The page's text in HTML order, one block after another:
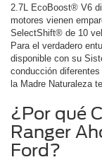
2.7L EcoBoost® V6
motores vienen
SelectShift® de 10
Para el verdadero
disponible con su
conducción
la Madre Naturaleza
¿Por qué
Ranger
Ford?